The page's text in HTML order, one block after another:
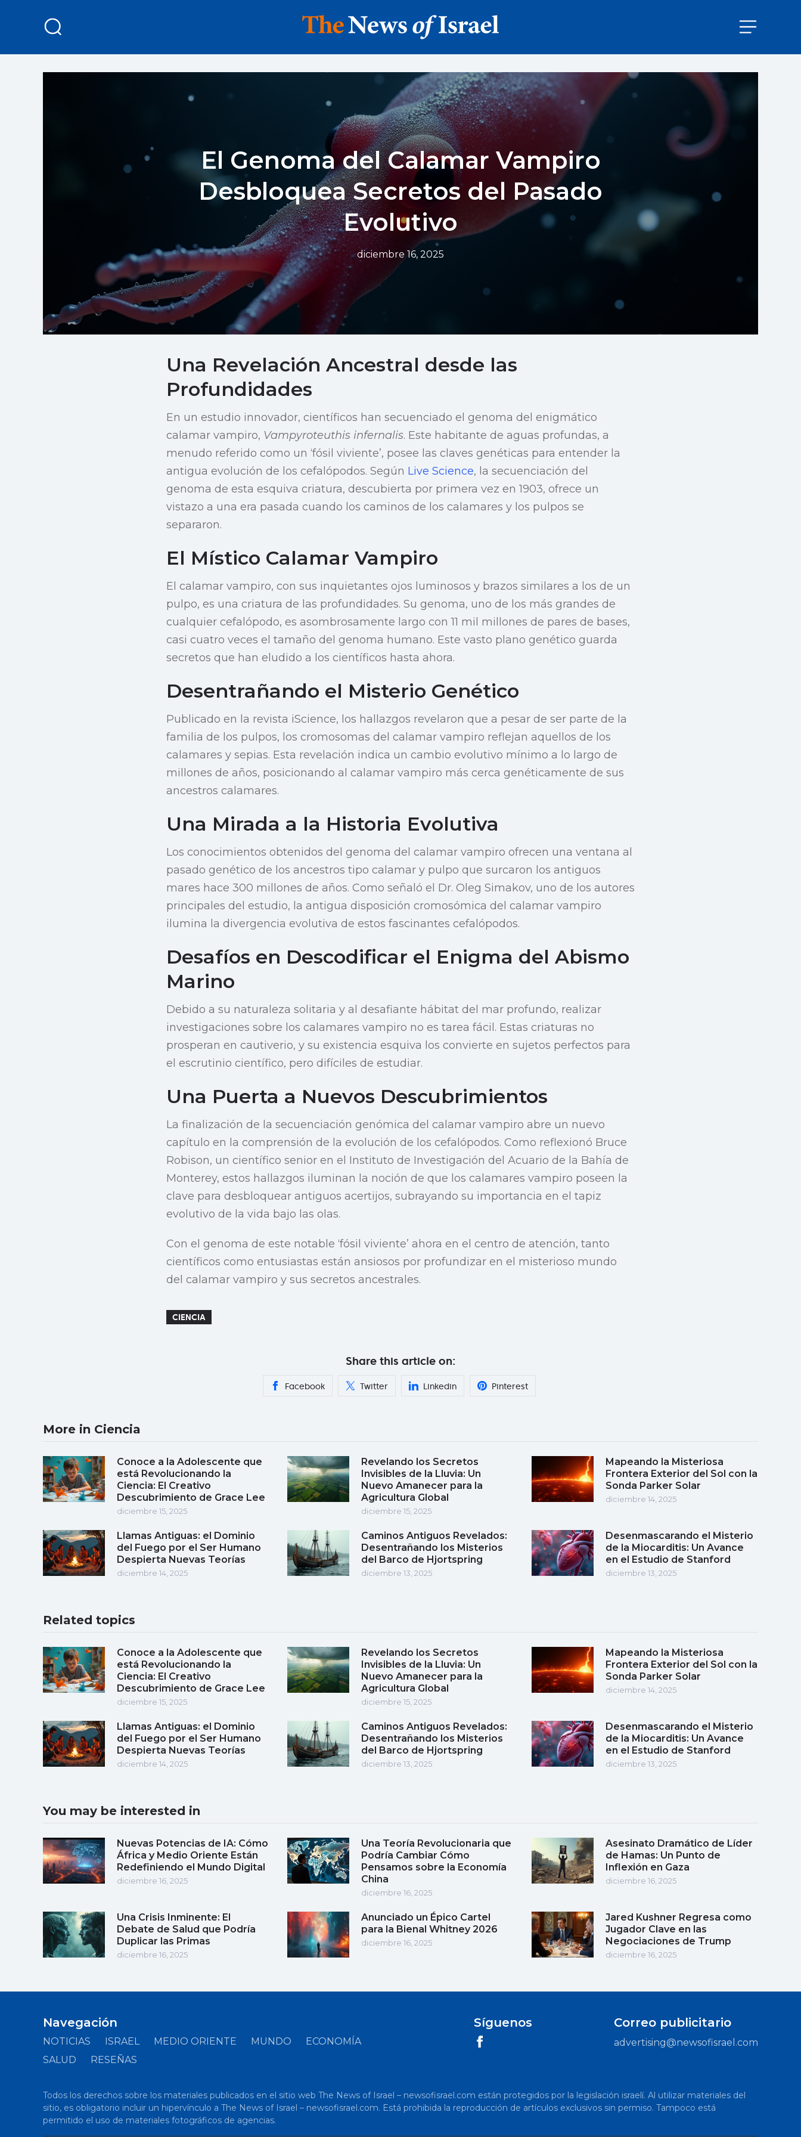
El Genoma del Calamar Vampiro
Desbloquea Secretos del Pasado
Evolutivo
diciembre 16, 2025
Una Revelación Ancestral desde las
Profundidades
En un estudio innovador, científicos han secuenciado el genoma del enigmático
calamar vampiro, Vampyroteuthis infernalis. Este habitante de aguas profundas, a
menudo referido como un ‘fósil viviente’, posee las claves genéticas para entender la
antigua evolución de los cefalópodos. Según Live Science, la secuenciación del
genoma de esta esquiva criatura, descubierta por primera vez en 1903, ofrece un
vistazo a una era pasada cuando los caminos de los calamares y los pulpos se
separaron.
El Místico Calamar Vampiro
El calamar vampiro, con sus inquietantes ojos luminosos y brazos similares a los de un
pulpo, es una criatura de las profundidades. Su genoma, uno de los más grandes de
cualquier cefalópodo, es asombrosamente largo con 11 mil millones de pares de bases,
casi cuatro veces el tamaño del genoma humano. Este vasto plano genético guarda
secretos que han eludido a los científicos hasta ahora.
Desentrañando el Misterio Genético
Publicado en la revista iScience, los hallazgos revelaron que a pesar de ser parte de la
familia de los pulpos, los cromosomas del calamar vampiro reflejan aquellos de los
calamares y sepias. Esta revelación indica un cambio evolutivo mínimo a lo largo de
millones de años, posicionando al calamar vampiro más cerca genéticamente de sus
ancestros calamares.
Una Mirada a la Historia Evolutiva
Los conocimientos obtenidos del genoma del calamar vampiro ofrecen una ventana al
pasado genético de los ancestros tipo calamar y pulpo que surcaron los antiguos
mares hace 300 millones de años. Como señaló el Dr. Oleg Simakov, uno de los autores
principales del estudio, la antigua disposición cromosómica del calamar vampiro
ilumina la divergencia evolutiva de estos fascinantes cefalópodos.
Desafíos en Descodificar el Enigma del Abismo
Marino
Debido a su naturaleza solitaria y al desafiante hábitat del mar profundo, realizar
investigaciones sobre los calamares vampiro no es tarea fácil. Estas criaturas no
prosperan en cautiverio, y su existencia esquiva los convierte en sujetos perfectos para
el escrutinio científico, pero difíciles de estudiar.
Una Puerta a Nuevos Descubrimientos
La finalización de la secuenciación genómica del calamar vampiro abre un nuevo
capítulo en la comprensión de la evolución de los cefalópodos. Como reflexionó Bruce
Robison, un científico senior en el Instituto de Investigación del Acuario de la Bahía de
Monterey, estos hallazgos iluminan la noción de que los calamares vampiro poseen la
clave para desbloquear antiguos acertijos, subrayando su importancia en el tapiz
evolutivo de la vida bajo las olas.
Con el genoma de este notable ‘fósil viviente’ ahora en el centro de atención, tanto
científicos como entusiastas están ansiosos por profundizar en el misterioso mundo
del calamar vampiro y sus secretos ancestrales.
CIENCIA
Share this article on:
Facebook Twitter Linkedin Pinterest
More in Ciencia
Conoce a la Adolescente que
está Revolucionando la
Ciencia: El Creativo
Descubrimiento de Grace Lee
diciembre 15, 2025
Revelando los Secretos
Invisibles de la Lluvia: Un
Nuevo Amanecer para la
Agricultura Global
diciembre 15, 2025
Mapeando la Misteriosa
Frontera Exterior del Sol con la
Sonda Parker Solar
diciembre 14, 2025
Llamas Antiguas: el Dominio
del Fuego por el Ser Humano
Despierta Nuevas Teorías
diciembre 14, 2025
Caminos Antiguos Revelados:
Desentrañando los Misterios
del Barco de Hjortspring
diciembre 13, 2025
Desenmascarando el Misterio
de la Miocarditis: Un Avance
en el Estudio de Stanford
diciembre 13, 2025
Related topics
Conoce a la Adolescente que
está Revolucionando la
Ciencia: El Creativo
Descubrimiento de Grace Lee
diciembre 15, 2025
Revelando los Secretos
Invisibles de la Lluvia: Un
Nuevo Amanecer para la
Agricultura Global
diciembre 15, 2025
Mapeando la Misteriosa
Frontera Exterior del Sol con la
Sonda Parker Solar
diciembre 14, 2025
Llamas Antiguas: el Dominio
del Fuego por el Ser Humano
Despierta Nuevas Teorías
diciembre 14, 2025
Caminos Antiguos Revelados:
Desentrañando los Misterios
del Barco de Hjortspring
diciembre 13, 2025
Desenmascarando el Misterio
de la Miocarditis: Un Avance
en el Estudio de Stanford
diciembre 13, 2025
You may be interested in
Nuevas Potencias de IA: Cómo
África y Medio Oriente Están
Redefiniendo el Mundo Digital
diciembre 16, 2025
Una Teoría Revolucionaria que
Podría Cambiar Cómo
Pensamos sobre la Economía
China
diciembre 16, 2025
Asesinato Dramático de Líder
de Hamas: Un Punto de
Inflexión en Gaza
diciembre 16, 2025
Una Crisis Inminente: El
Debate de Salud que Podría
Duplicar las Primas
diciembre 16, 2025
Anunciado un Épico Cartel
para la Bienal Whitney 2026
diciembre 16, 2025
Jared Kushner Regresa como
Jugador Clave en las
Negociaciones de Trump
diciembre 16, 2025
Navegación
NOTICIAS ISRAEL MEDIO ORIENTE MUNDO
ECONOMÍA
SALUD
RESEÑAS
Síguenos Correo publicitario
advertising@newsofisrael.com
Todos los derechos sobre los materiales publicados en el sitio web The News of Israel – newsofisrael.com están protegidos por la legislación israelí. Al utilizar materiales del
sitio, es obligatorio incluir un hipervínculo a The News of Israel – newsofisrael.com. Está prohibida la reproducción de artículos exclusivos sin permiso. Tampoco está
permitido el uso de materiales fotográficos de agencias.